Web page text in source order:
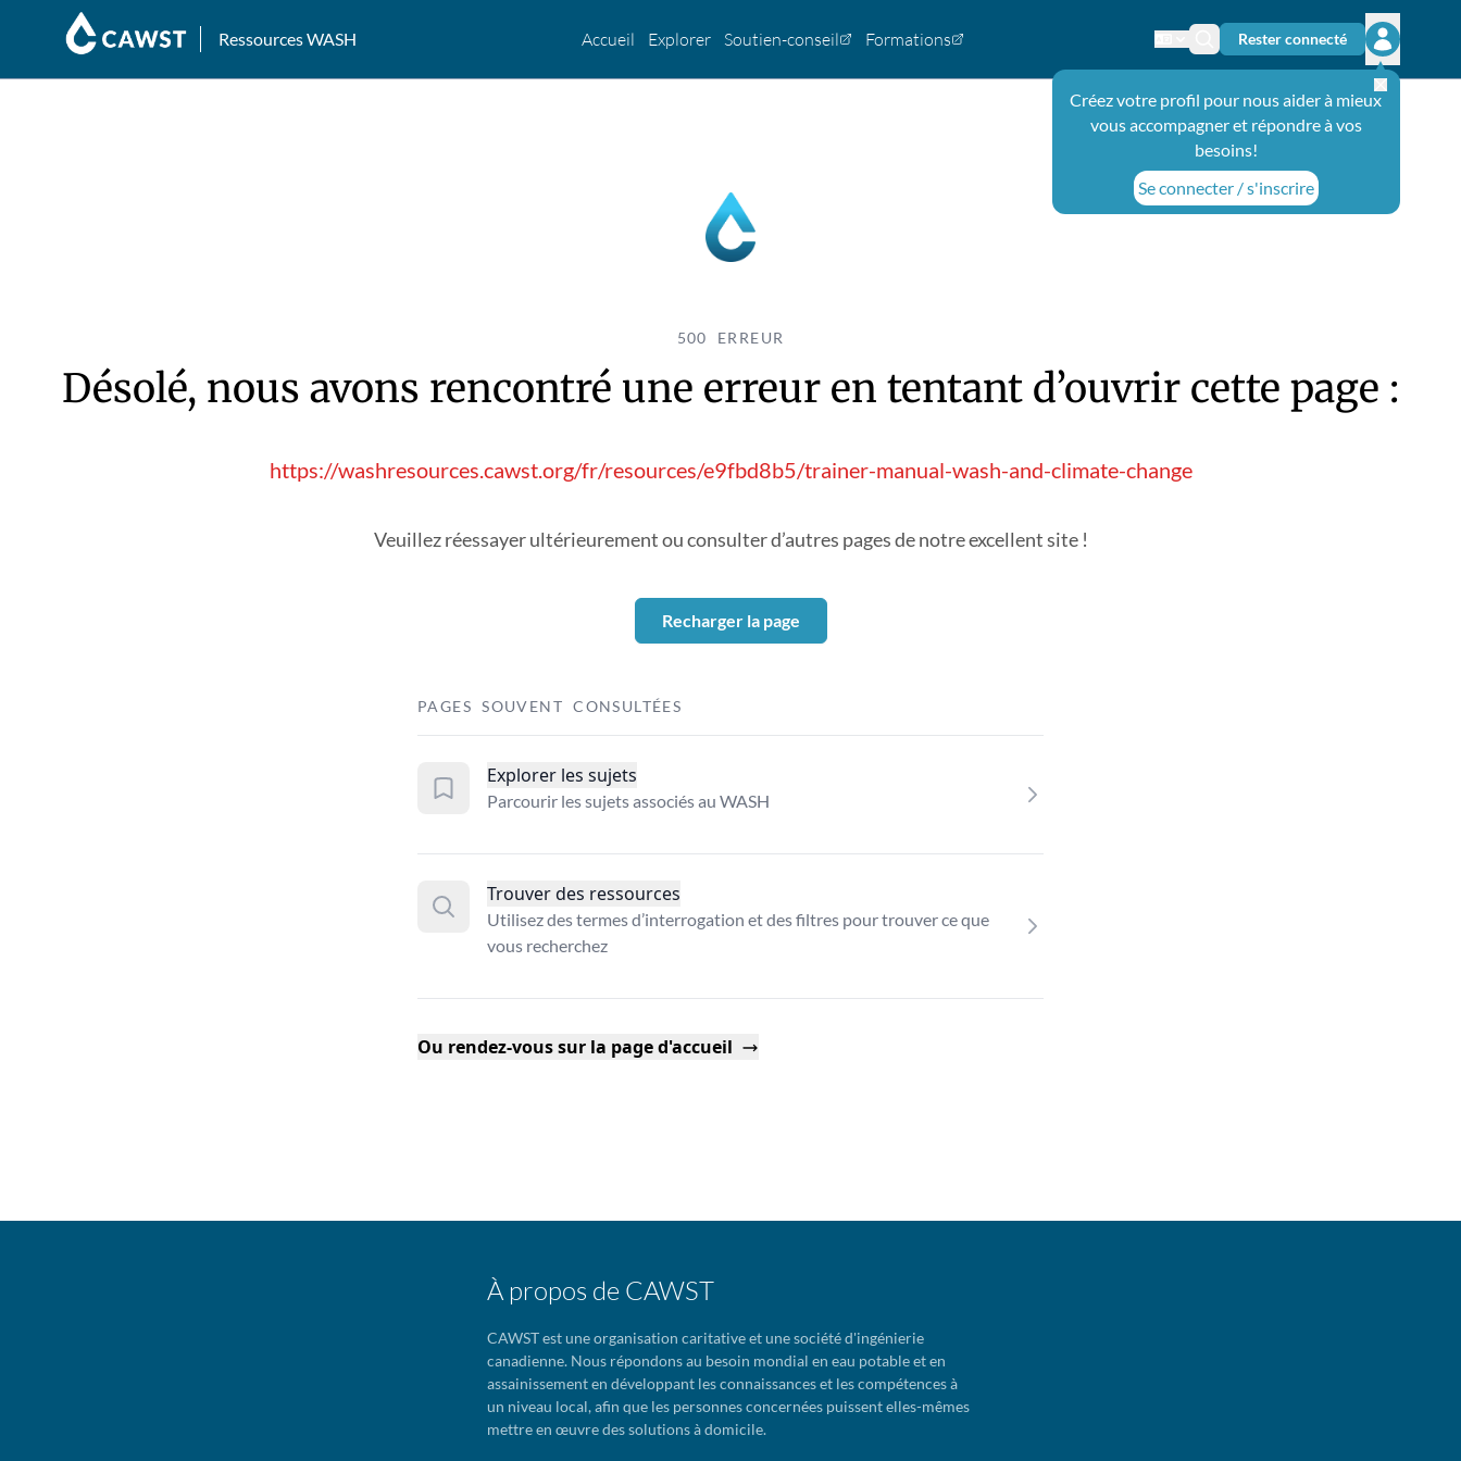
Ressources WASH Accueil Explorer Soutien-conseil Formations Changer de langue
Icône de recherche
Rester connecté
Ouvrir le
Créez votre profil pour nous aider à mieux
vous accompagner et répondre à vos
besoins!
Se connecter / s'inscrire
500 ERREUR
Désolé, nous avons rencontré une erreur en tentant d’ouvrir cette page :
https://washresources.cawst.org/fr/resources/e9fbd8b5/trainer-manual-wash-and-climate-change
Veuillez réessayer ultérieurement ou consulter d’autres pages de notre excellent site !
Recharger la page
PAGES SOUVENT CONSULTÉES
Explorer les sujets
Parcourir les sujets associés au WASH
Trouver des ressources
Utilisez des termes d’interrogation et des filtres pour trouver ce que
vous recherchez
Ou rendez-vous sur la page d'accueil
À propos de CAWST
CAWST est une organisation caritative et une société d'ingénierie
canadienne. Nous répondons au besoin mondial en eau potable et en
assainissement en développant les connaissances et les compétences à
un niveau local, afin que les personnes concernées puissent elles-mêmes
mettre en œuvre des solutions à domicile.